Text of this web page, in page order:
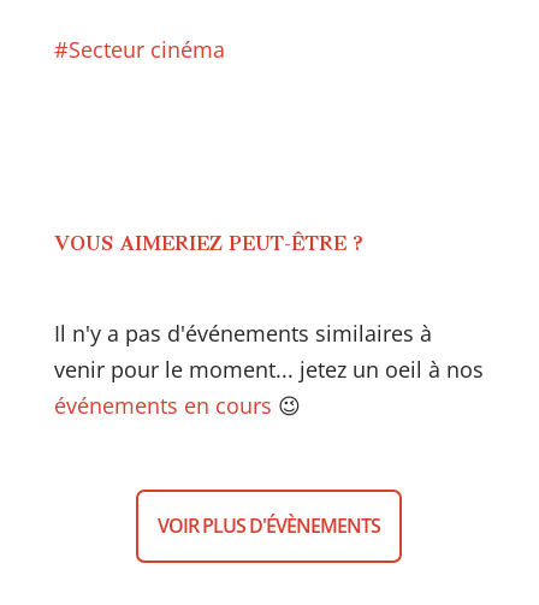
#Secteur cinéma
VOUS AIMERIEZ PEUT-ÊTRE ?
Il n'y a pas d'événements similaires à
venir pour le moment... jetez un oeil à nos
événements en cours 😉
VOIR PLUS D'ÉVÈNEMENTS